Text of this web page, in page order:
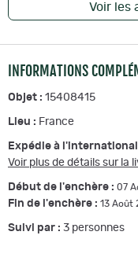
Voir les
INFORMATIONS
Objet : 15408415
Lieu : France
Expédie à l'international
Voir plus de détails sur la
Début de l'enchère : 07
Fin de l'enchère : 13 Août
Suivi par : 3 personnes